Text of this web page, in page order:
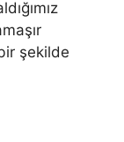
şekilde